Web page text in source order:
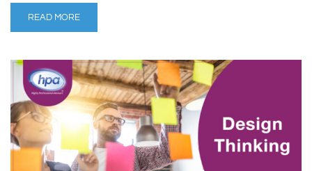
READ MORE